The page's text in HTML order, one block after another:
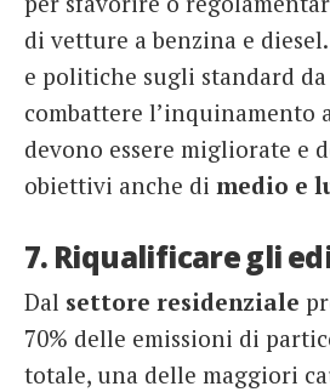
di vetture a benzina e
e politiche sugli standard
combattere l’inquinamento
devono essere migliorate e
obiettivi anche di medio e
7. Riqualificare gli
Dal settore residenziale
70% delle emissioni di
totale, una delle maggiori